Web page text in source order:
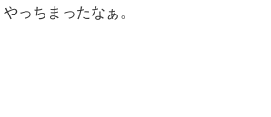
やっちまったなぁ。